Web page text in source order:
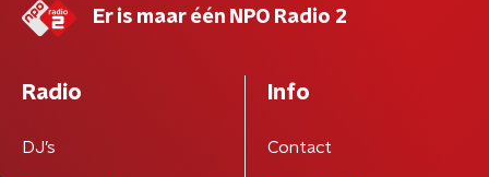
Er is maar één NPO Radio 2
Radio
DJ’s
Info
Contact